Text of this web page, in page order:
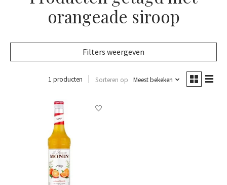
orangeade siroop
Filters weergeven
1 producten Sorteren op Meest bekeken